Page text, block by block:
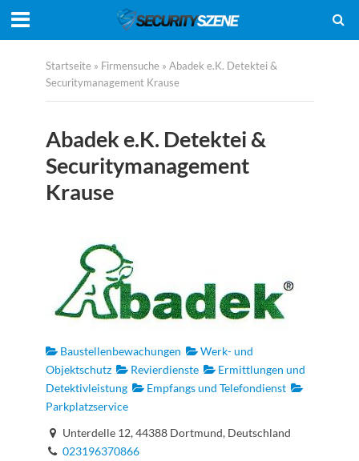
Startseite » Firmensuche » Abadek e.K. Detektei &
Securitymanagement Krause
Abadek e.K. Detektei &
Securitymanagement
Krause
Baustellenbewachungen
Werk- und
Objektschutz
Revierdienste
Ermittlungen und
Detektivleistung
Empfangs und Telefondienst
Parkplatzservice
Unterdelle 12, 44388 Dortmund, Deutschland
023196370866